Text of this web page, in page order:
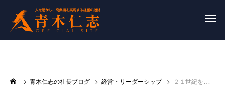
青木仁志の社長ブログ 経営・リーダーシップ ２１世紀をつくる「人を幸せにする会社」 書籍紹介